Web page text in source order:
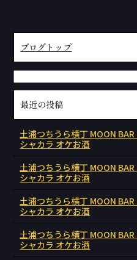
ブログトップ
最近の投稿
土浦つちうら横丁 MOON
シャカラ オケお酒
土浦つちうら横丁 MOON
シャカラ オケお酒
土浦つちうら横丁 MOON
シャカラ オケお酒
土浦つちうら横丁 MOON
シャカラ オケお酒